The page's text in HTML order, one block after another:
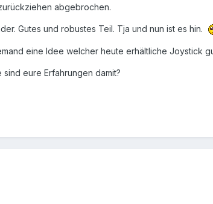
abgebrochen.
Gutes und robustes Teil. Tja und nun ist es hin.
eine Idee welcher heute erhältliche Joystick
eure Erfahrungen damit?